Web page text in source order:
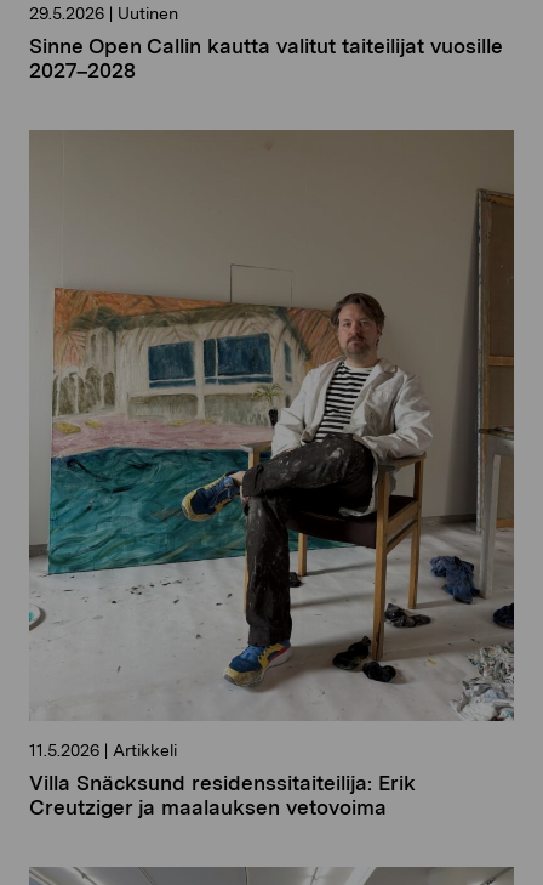
29.5.2026 | Uutinen
Sinne Open Callin kautta valitut taiteilijat vuosille
2027–2028
11.5.2026 | Artikkeli
Villa Snäcksund residenssitaiteilija: Erik
Creutziger ja maalauksen vetovoima